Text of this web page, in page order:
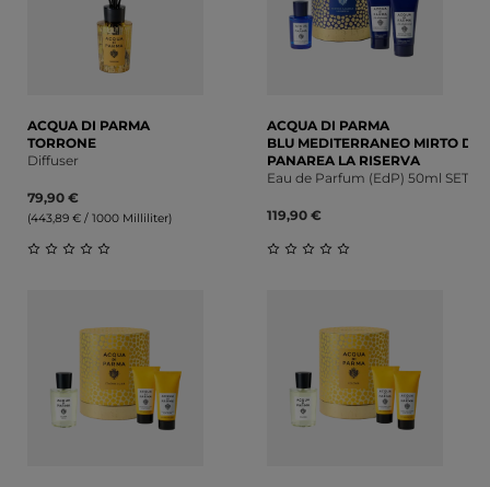
ACQUA DI PARMA
TORRONE
Diffuser
79,90 €
(443,89 € / 1000 Milliliter)
ACQUA DI PARMA
BLU MEDITERRANEO MIRTO DI
PANAREA LA RISERVA
Eau de Parfum (EdP) 50ml SET
119,90 €